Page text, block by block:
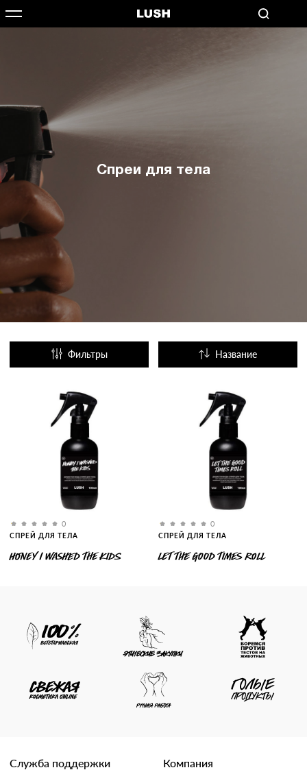
Спреи для тела
Фильтры Название
0
СПРЕЙ ДЛЯ ТЕЛА
HONEY I WASHED THE KIDS
0
СПРЕЙ ДЛЯ ТЕЛА
LET THE GOOD TIMES ROLL
Служба поддержки Компания